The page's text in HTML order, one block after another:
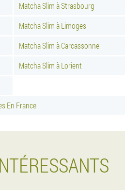
Matcha Slim à Strasbourg
Matcha Slim à Limoges
Matcha Slim à Carcassonne
Matcha Slim à Lorient
En France